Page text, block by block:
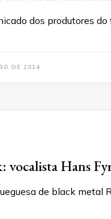
dos produtores
DE 2014
vocalista Hans
de black metal